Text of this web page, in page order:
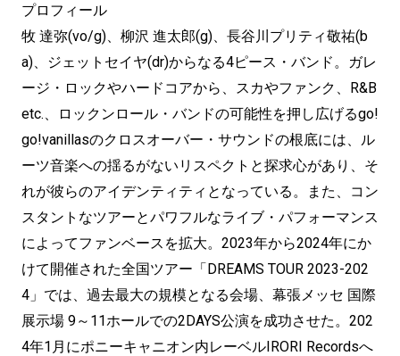
プロフィール
牧 達弥(vo/g)、柳沢 進太郎(g)、長谷川プリティ敬祐(b
a)、ジェットセイヤ(dr)からなる4ピース・バンド。ガレ
ージ・ロックやハードコアから、スカやファンク、R&B
etc.、ロックンロール・バンドの可能性を押し広げるgo!
go!vanillasのクロスオーバー・サウンドの根底には、ル
ーツ音楽への揺るがないリスペクトと探求心があり、そ
れが彼らのアイデンティティとなっている。また、コン
スタントなツアーとパワフルなライブ・パフォーマンス
によってファンベースを拡大。2023年から2024年にか
けて開催された全国ツアー「DREAMS TOUR 2023-202
4」では、過去最大の規模となる会場、幕張メッセ 国際
展示場 9～11ホールでの2DAYS公演を成功させた。202
4年1月にポニーキャニオン内レーベルIRORI Recordsへ